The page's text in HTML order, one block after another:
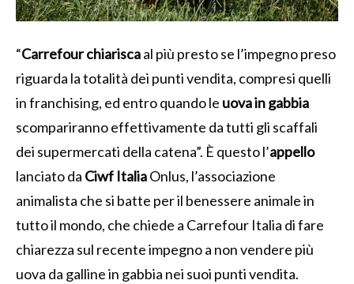
“Carrefour chiariscaal più presto se l’impegno preso
riguarda la totalità dei punti vendita, compresi quelli
in franchising, ed entro quando le uova in gabbia
scompariranno effettivamente da tutti gli scaffali
dei supermercati della catena”. È questo l’appello
lanciato da Ciwf ItaliaOnlus, l’associazione
animalista che si batte per il benessere animale in
tutto il mondo, che chiede a Carrefour Italia di fare
chiarezza sul recente impegno a non vendere più
uova da galline in gabbia nei suoi punti vendita.